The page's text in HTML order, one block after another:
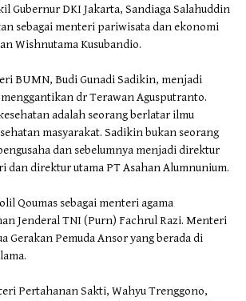
Gubernur DKI Jakarta, Sandiaga Salahuddin
sebagai menteri pariwisata dan ekonomi
Wishnutama Kusubandio.
BUMN, Budi Gunadi Sadikin, menjadi
dr Terawan Agusputranto.
adalah seorang berlatar ilmu
masyarakat. Sadikin bukan seorang
dan sebelumnya menjadi direktur
dan direktur utama PT Asahan Alumnunium.
Qoumas sebagai menteri agama
Jenderal TNI (Purn) Fachrul Razi. Menteri
Gerakan Pemuda Ansor yang berada di
Pertahanan Sakti, Wahyu Trenggono,